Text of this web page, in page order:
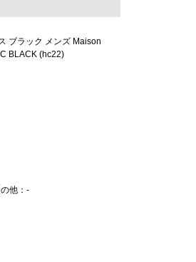
ブラック メンズ Maison
BLACK (hc22)
他：-